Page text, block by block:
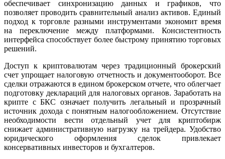
обеспечивает синхронизацию данных и графиков, что
позволяет проводить сравнительный анализ активов. Единый
подход к торговле разными инструментами экономит время
на переключение между платформами. Консистентность
интерфейса способствует более быстрому принятию торговых
решений.
Доступ к криптовалютам через традиционный брокерский
счет упрощает налоговую отчетность и документооборот. Все
сделки отражаются в едином брокерском отчете, что облегчает
подготовку деклараций для налоговых органов. Заработать на
крипте с БКС означает получить легальный и прозрачный
источник дохода с понятным налогообложением. Отсутствие
необходимости вести отдельный учет для криптобирж
снижает административную нагрузку на трейдера. Удобство
юридического оформления сделок привлекает
консервативных инвесторов и бухгалтеров.